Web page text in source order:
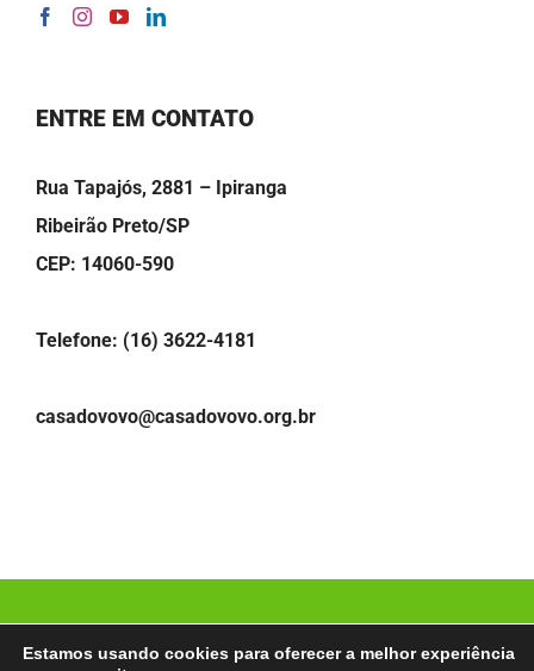
ENTRE EM CONTATO
Rua Tapajós, 2881 – Ipiranga
Ribeirão Preto/SP
CEP: 14060-590
Telefone: (16) 3622-4181
casadovovo@casadovovo.org.br
Desenvolvido por:
Estamos usando cookies para oferecer a melhor experiência